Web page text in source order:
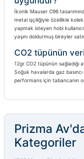
İkonik Mauser C96
metal işçiliğiyle özellikle
yapmak isteyen hobi
yaşını doldurmuş bireyler
CO2 tüpünün
12gr CO2 tüpünün sağladığı
Soğuk havalarda gaz
performans için tabancanın
Prizma
Kategoriler